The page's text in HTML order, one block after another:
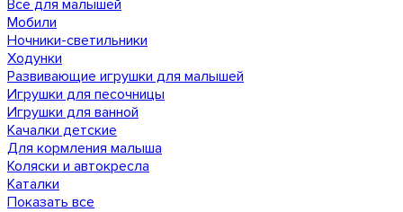
Все для малышей
Мобили
Ночники-светильники
Ходунки
Развивающие игрушки для малышей
Игрушки для песочницы
Игрушки для ванной
Качалки детские
Для кормления малыша
Коляски и автокресла
Каталки
Показать все